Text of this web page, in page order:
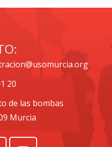
20
de las bombas
Murcia